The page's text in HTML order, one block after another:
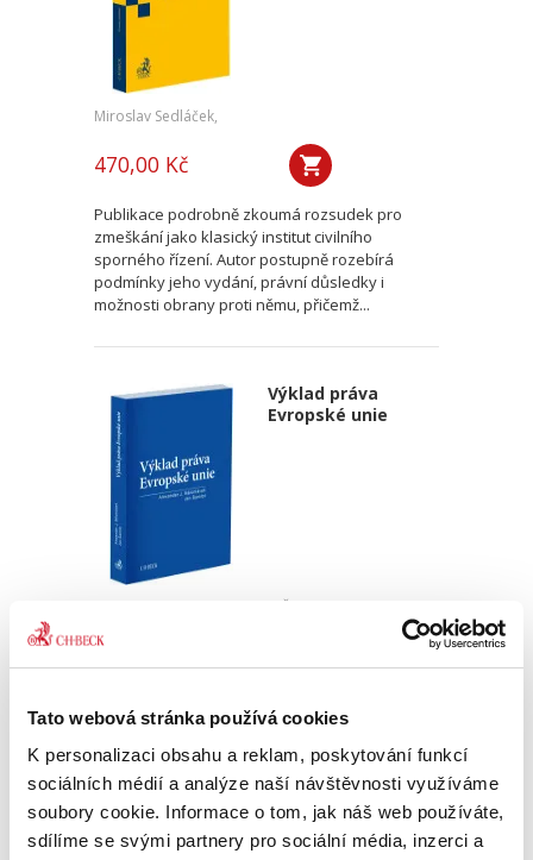
Tato webová stránka používá cookies
K personalizaci obsahu a reklam, poskytování funkcí
sociálních médií a analýze naší návštěvnosti využíváme
soubory cookie. Informace o tom, jak náš web používáte,
sdílíme se svými partnery pro sociální média, inzerci a
Miroslav Sedláček,
470,00 Kč
Publikace podrobně zkoumá rozsudek pro
zmeškání jako klasický institut civilního
sporného řízení. Autor postupně rozebírá
podmínky jeho vydání, právní důsledky i
možnosti obrany proti němu, přičemž...
Výklad práva
Evropské unie
Jan Šamlot
890,00 Kč
Právo Evropské unie v dnešní době významně
ovlivňuje bezmála všechna odvětví českého
právního řádu. Základem pro správný výklad
práva EU a porozumění korelaci mezi českým
právním řádem a právem EU...